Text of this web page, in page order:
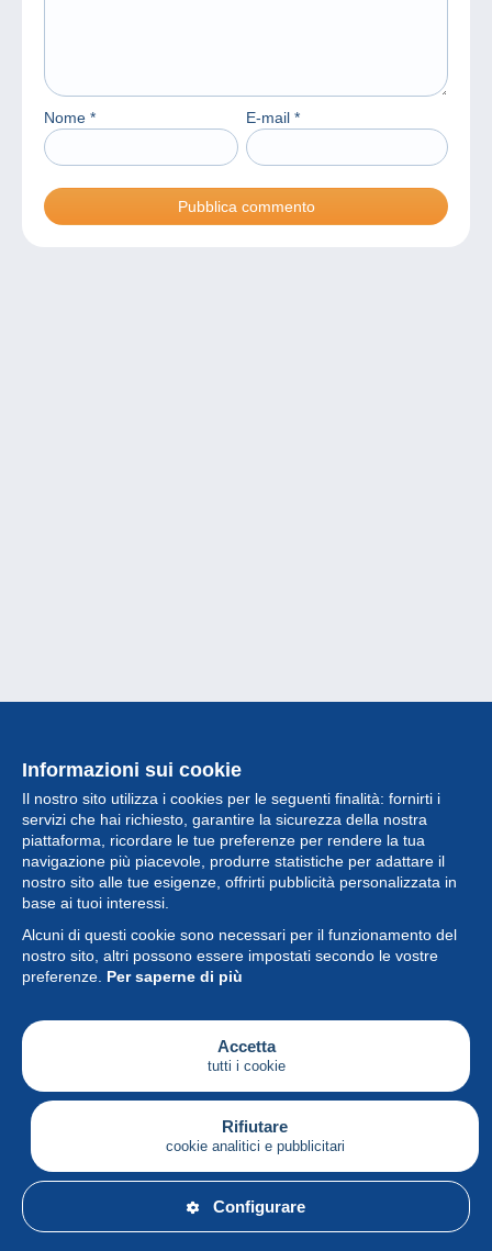
Nome * E-mail *
Informazioni sui cookie
Il nostro sito utilizza i cookies per le seguenti finalità: fornirti i
servizi che hai richiesto, garantire la sicurezza della nostra
piattaforma, ricordare le tue preferenze per rendere la tua
navigazione più piacevole, produrre statistiche per adattare il
nostro sito alle tue esigenze, offrirti pubblicità personalizzata in
base ai tuoi interessi.
Alcuni di questi cookie sono necessari per il funzionamento del
nostro sito, altri possono essere impostati secondo le vostre
preferenze. Per saperne di più
Accetta
tutti i cookie
Rifiutare
cookie analitici e pubblicitari
Configurare
Collezione
Novità
Funzione
Società
Servizi
Sta scrivendo
Italiano